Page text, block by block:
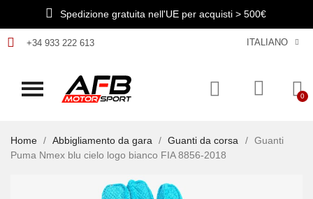
Spedizione gratuita nell'UE per acquisti > 500€
+34 933 222 613 ITALIANO
Home Abbigliamento da gara Guanti da corsa
Guanti
Puma Nmex blu cielo logo bianco FIA 8856-2018